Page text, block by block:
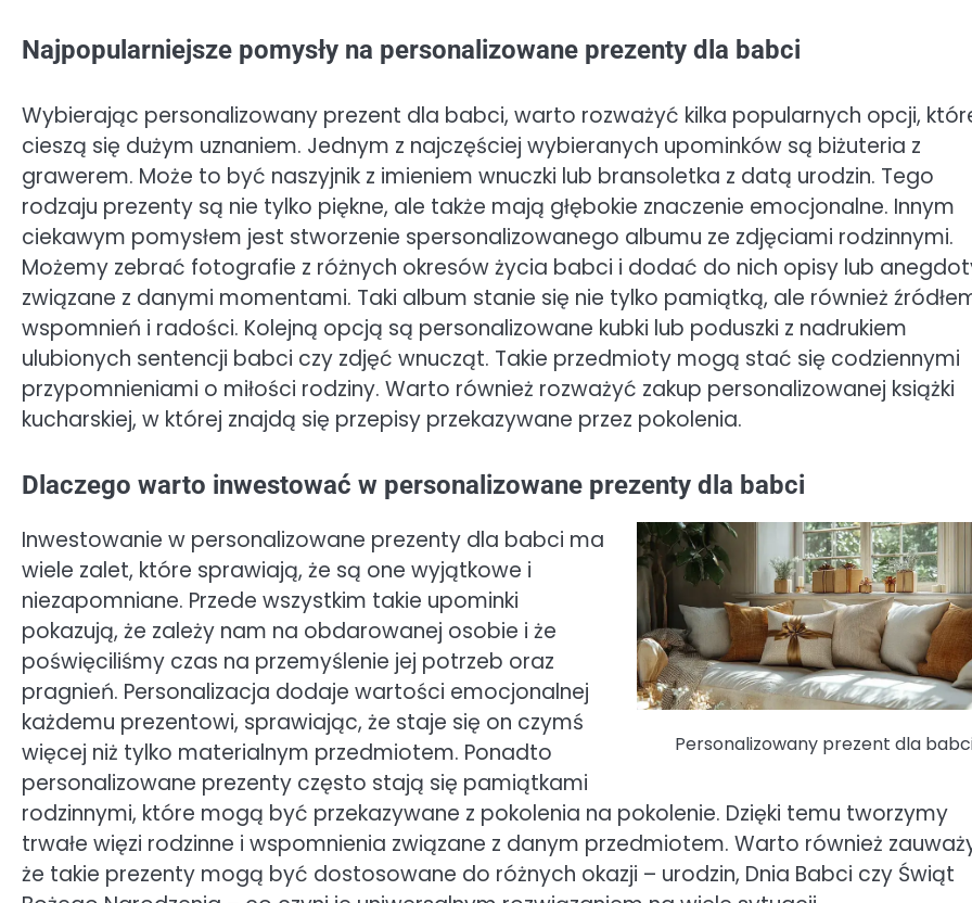
Najpopularniejsze pomysły na personalizowane prezenty dla babci
Wybierając personalizowany prezent dla babci, warto rozważyć kilka popularnych opcji,
cieszą się dużym uznaniem. Jednym z najczęściej wybieranych upominków są biżuteria z
grawerem. Może to być naszyjnik z imieniem wnuczki lub bransoletka z datą urodzin. Tego
rodzaju prezenty są nie tylko piękne, ale także mają głębokie znaczenie emocjonalne. Innym
ciekawym pomysłem jest stworzenie spersonalizowanego albumu ze zdjęciami rodzinnymi.
Możemy zebrać fotografie z różnych okresów życia babci i dodać do nich opisy lub
związane z danymi momentami. Taki album stanie się nie tylko pamiątką, ale również
wspomnień i radości. Kolejną opcją są personalizowane kubki lub poduszki z nadrukiem
ulubionych sentencji babci czy zdjęć wnucząt. Takie przedmioty mogą stać się codziennymi
przypomnieniami o miłości rodziny. Warto również rozważyć zakup personalizowanej książki
kucharskiej, w której znajdą się przepisy przekazywane przez pokolenia.
Dlaczego warto inwestować w personalizowane prezenty dla babci
Personalizowany prezent dla
Inwestowanie w personalizowane prezenty dla babci ma
wiele zalet, które sprawiają, że są one wyjątkowe i
niezapomniane. Przede wszystkim takie upominki
pokazują, że zależy nam na obdarowanej osobie i że
poświęciliśmy czas na przemyślenie jej potrzeb oraz
pragnień. Personalizacja dodaje wartości emocjonalnej
każdemu prezentowi, sprawiając, że staje się on czymś
więcej niż tylko materialnym przedmiotem. Ponadto
personalizowane prezenty często stają się pamiątkami
rodzinnymi, które mogą być przekazywane z pokolenia na pokolenie. Dzięki temu tworzymy
trwałe więzi rodzinne i wspomnienia związane z danym przedmiotem. Warto również
że takie prezenty mogą być dostosowane do różnych okazji – urodzin, Dnia Babci czy Świąt